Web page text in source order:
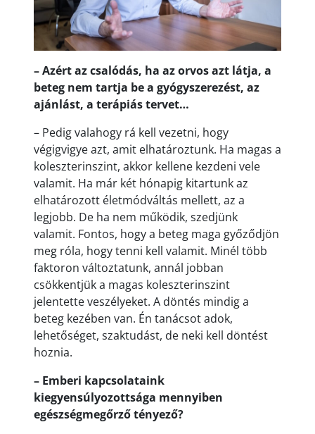
– Azért az csalódás, ha az orvos azt látja, a
beteg nem tartja be a gyógyszerezést, az
ajánlást, a terápiás tervet…
– Pedig valahogy rá kell vezetni, hogy
végigvigye azt, amit elhatároztunk. Ha magas a
koleszterinszint, akkor kellene kezdeni vele
valamit. Ha már két hónapig kitartunk az
elhatározott életmódváltás mellett, az a
legjobb. De ha nem működik, szedjünk
valamit. Fontos, hogy a beteg maga győződjön
meg róla, hogy tenni kell valamit. Minél több
faktoron változtatunk, annál jobban
csökkentjük a magas koleszterinszint
jelentette veszélyeket. A döntés mindig a
beteg kezében van. Én tanácsot adok,
lehetőséget, szaktudást, de neki kell döntést
hoznia.
– Emberi kapcsolataink
kiegyensúlyozottsága mennyiben
egészségmegőrző tényező?